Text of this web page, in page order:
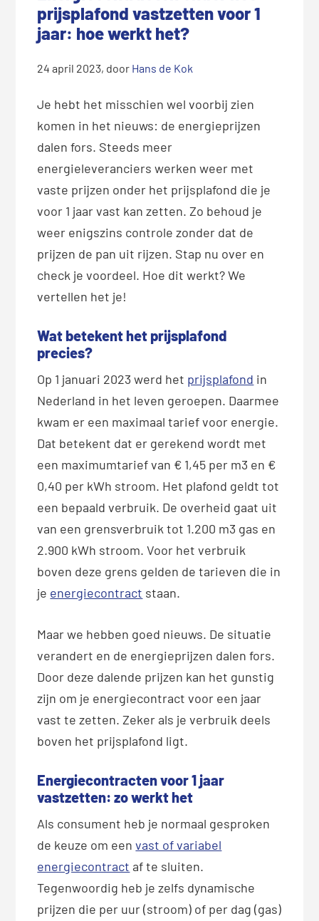
prijsplafond vastzetten voor 1
jaar: hoe werkt het?
24 april 2023, door Hans de Kok
Je hebt het misschien wel voorbij zien
komen in het nieuws: de energieprijzen
dalen fors. Steeds meer
energieleveranciers werken weer met
vaste prijzen onder het prijsplafond die je
voor 1 jaar vast kan zetten. Zo behoud je
weer enigszins controle zonder dat de
prijzen de pan uit rijzen. Stap nu over en
check je voordeel. Hoe dit werkt? We
vertellen het je!
Wat betekent het prijsplafond
precies?
Op 1 januari 2023 werd het prijsplafond in
Nederland in het leven geroepen. Daarmee
kwam er een maximaal tarief voor energie.
Dat betekent dat er gerekend wordt met
een maximumtarief van € 1,45 per m3 en €
0,40 per kWh stroom. Het plafond geldt tot
een bepaald verbruik. De overheid gaat uit
van een grensverbruik tot 1.200 m3 gas en
2.900 kWh stroom. Voor het verbruik
boven deze grens gelden de tarieven die in
je energiecontract staan.
Maar we hebben goed nieuws. De situatie
verandert en de energieprijzen dalen fors.
Door deze dalende prijzen kan het gunstig
zijn om je energiecontract voor een jaar
vast te zetten. Zeker als je verbruik deels
boven het prijsplafond ligt.
Energiecontracten voor 1 jaar
vastzetten: zo werkt het
Als consument heb je normaal gesproken
de keuze om eenvast of variabel
energiecontract af te sluiten.
Tegenwoordig heb je zelfs dynamische
prijzen die per uur (stroom) of per dag (gas)